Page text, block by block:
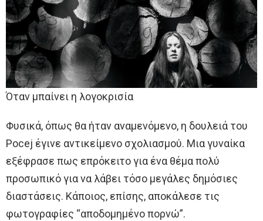
Όταν μπαίνει η λογοκρισία
Φυσικά, όπως θα ήταν αναμενόμενο, η δουλειά του
Pocej έγινε αντικείμενο σχολιασμού. Μια γυναίκα
εξέφρασε πως επρόκειτο για ένα θέμα πολύ
προσωπικό για να λάβει τόσο μεγάλες δημόσιες
διαστάσεις. Κάποιος, επίσης, αποκάλεσε τις
φωτογραφίες “αποδομημένο πορνώ”.